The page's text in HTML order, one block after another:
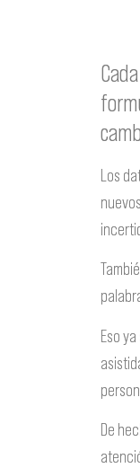
Los
Eso
De